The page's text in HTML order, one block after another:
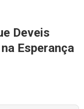
Deveis
Esperança